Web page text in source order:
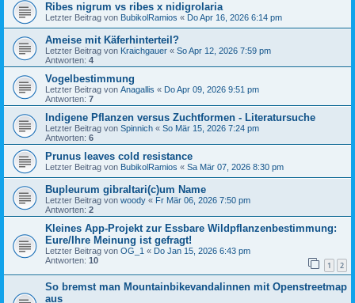
Ribes nigrum vs ribes x nidigrolaria
Letzter Beitrag von BubikolRamios « Do Apr 16, 2026 6:14 pm
Ameise mit Käferhinterteil?
Letzter Beitrag von Kraichgauer « So Apr 12, 2026 7:59 pm
Antworten: 4
Vogelbestimmung
Letzter Beitrag von Anagallis « Do Apr 09, 2026 9:51 pm
Antworten: 7
Indigene Pflanzen versus Zuchtformen - Literatursuche
Letzter Beitrag von Spinnich « So Mär 15, 2026 7:24 pm
Antworten: 6
Prunus leaves cold resistance
Letzter Beitrag von BubikolRamios « Sa Mär 07, 2026 8:30 pm
Bupleurum gibraltari(c)um Name
Letzter Beitrag von woody « Fr Mär 06, 2026 7:50 pm
Antworten: 2
Kleines App-Projekt zur Essbare Wildpflanzenbestimmung:
Eure/Ihre Meinung ist gefragt!
Letzter Beitrag von OG_1 « Do Jan 15, 2026 6:43 pm
Antworten: 10 1 2
So bremst man Mountainbikevandalinnen mit Openstreetmap
aus